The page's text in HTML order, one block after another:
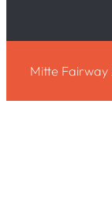
Mitte Fairway